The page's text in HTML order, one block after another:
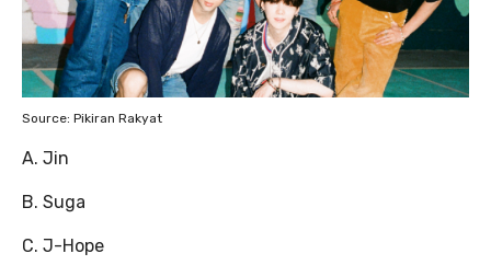
Source: Pikiran Rakyat
A. Jin
B. Suga
C. J-Hope